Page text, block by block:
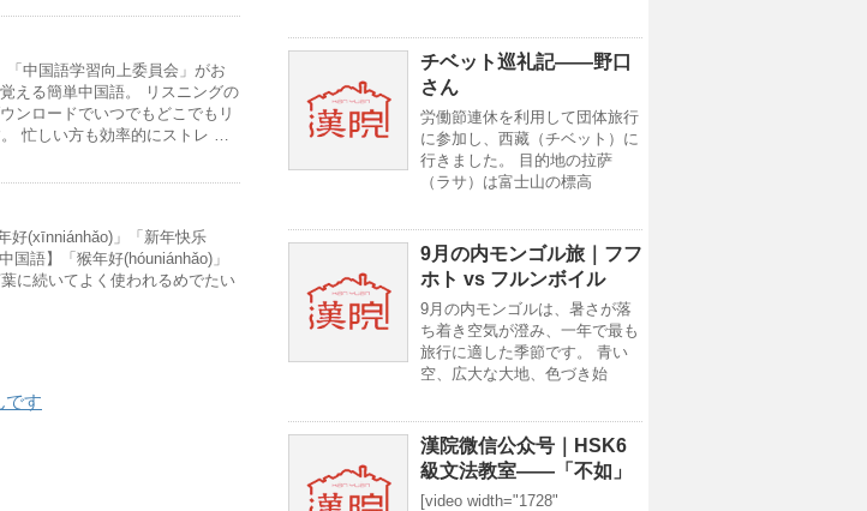
中国語学習向上委員会」がお
える簡単中国語。 リスニングの
ンロードでいつでもどこでもリ
忙しい方も効率的にストレ …
好(xīnniánhǎo)」「新年快乐
語】「猴年好(hóuniánhǎo)」
に続いてよく使われるめでたい
です
チベット巡礼記——野口
さん
労働節連休を利用して団体旅行
に参加し、西藏（チベット）に
行きました。 目的地の拉萨
（ラサ）は富士山の標高
9月の内モンゴル旅｜フフ
ホト vs フルンボイル
9月の内モンゴルは、暑さが落
ち着き空気が澄み、一年で最も
旅行に適した季節です。 青い
空、広大な大地、色づき始
漢院微信公众号｜HSK6
級文法教室——「不如」
[video width="1728"